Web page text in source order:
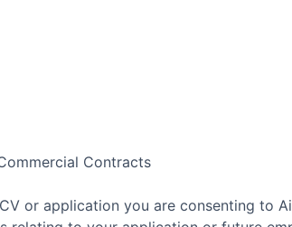
Contracts
or application you are consenting to